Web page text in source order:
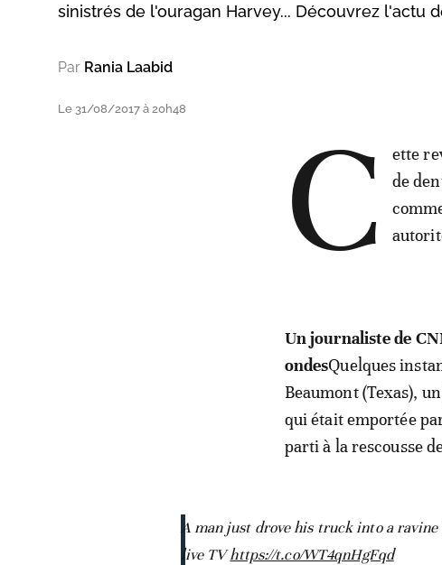
sinistrés de l'ouragan Harvey... Découvrez l'actu
Par Rania Laabid
Le 31/08/2017 à 20h48 C
ette
de
Un journaliste de
ondesQuelques
Beaumont (Texas),
qui était emportée
parti à la rescousse
A man just drove his truck into a ravine
live TVhttps://t.co/WT4qnHgFqd